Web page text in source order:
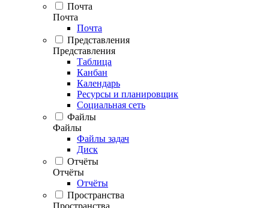
Почта
Почта
Почта
Представления
Представления
Таблица
Канбан
Календарь
Ресурсы и планировщик
Социальная сеть
Файлы
Файлы
Файлы задач
Диск
Отчёты
Отчёты
Отчёты
Пространства
Пространства